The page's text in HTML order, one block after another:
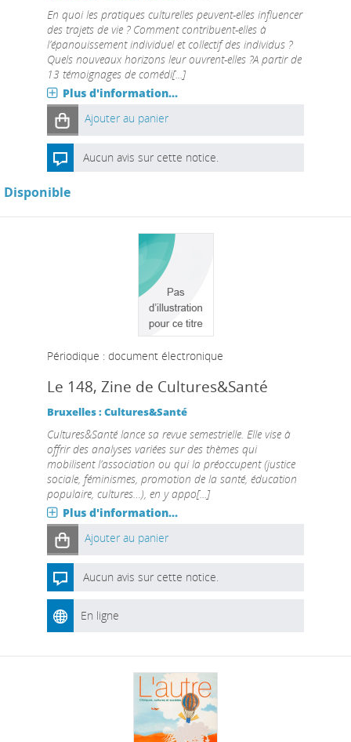
En quoi les pratiques culturelles peuvent-elles influencer
des trajets de vie ? Comment contribuent-elles à
l’épanouissement individuel et collectif des individus ?
Quels nouveaux horizons leur ouvrent-elles ?A partir de
13 témoignages de comédi[...]
Plus d'information...
Ajouter au panier
Aucun avis sur cette notice.
Disponible
Périodique : document électronique
Le 148, Zine de Cultures&Santé
Bruxelles : Cultures&Santé
Cultures&Santé lance sa revue semestrielle. Elle vise à
offrir des analyses variées sur des thèmes qui
mobilisent l’association ou qui la préoccupent (justice
sociale, féminismes, promotion de la santé, éducation
populaire, cultures…), en y appo[...]
Plus d'information...
Ajouter au panier
Aucun avis sur cette notice.
En ligne